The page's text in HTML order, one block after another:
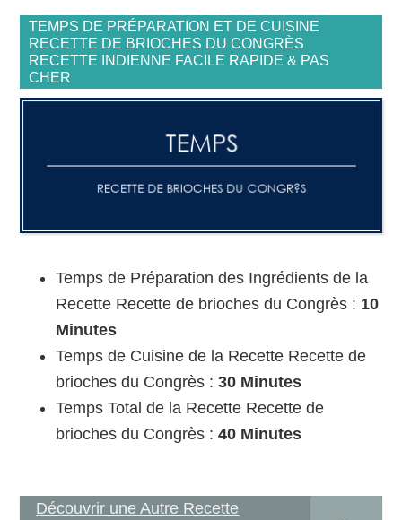
TEMPS DE PRÉPARATION ET DE CUISINE
RECETTE DE BRIOCHES DU CONGRÈS
RECETTE INDIENNE FACILE RAPIDE & PAS
CHER
Temps de Préparation des Ingrédients de la
Recette Recette de brioches du Congrès : 10
Minutes
Temps de Cuisine de la Recette Recette de
brioches du Congrès : 30 Minutes
Temps Total de la Recette Recette de
brioches du Congrès :40 Minutes
Découvrir une Autre Recette